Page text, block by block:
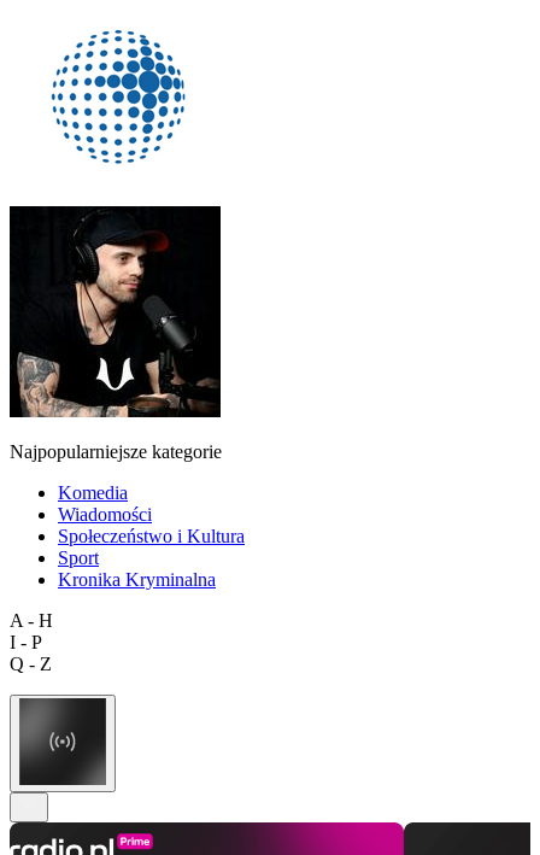
Najpopularniejsze kategorie
Komedia
Wiadomości
Społeczeństwo i Kultura
Sport
Kronika Kryminalna
A - H
I - P
Q - Z